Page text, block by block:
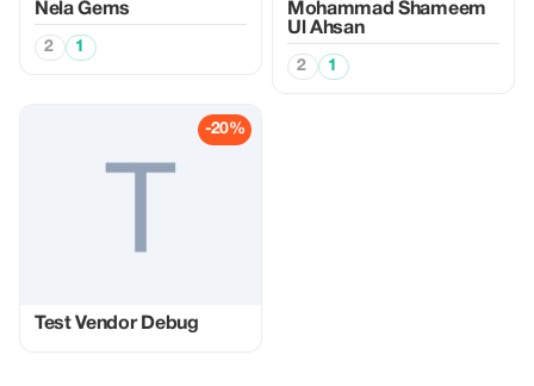
Nela Gems
2 1
Mohammad Shameem
Ul Ahsan
2 1
-20%
Test Vendor Debug